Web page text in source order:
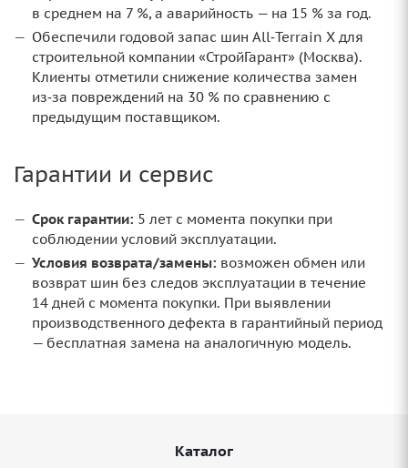
в среднем на 7 %, а аварийность — на 15 % за год.
Обеспечили годовой запас шин All‑Terrain X для
строительной компании «СтройГарант» (Москва).
Клиенты отметили снижение количества замен
из‑за повреждений на 30 % по сравнению с
предыдущим поставщиком.
Гарантии и сервис
Срок гарантии: 5 лет с момента покупки при
соблюдении условий эксплуатации.
Условия возврата/замены: возможен обмен или
возврат шин без следов эксплуатации в течение
14 дней с момента покупки. При выявлении
производственного дефекта в гарантийный период
— бесплатная замена на аналогичную модель.
Каталог